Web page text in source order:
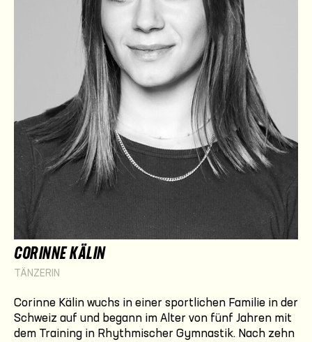
CORINNE KÄLIN
TÄNZERIN
Corinne Kälin wuchs in einer sportlichen Familie in der
Schweiz auf und begann im Alter von fünf Jahren mit
dem Training in Rhythmischer Gymnastik. Nach zehn